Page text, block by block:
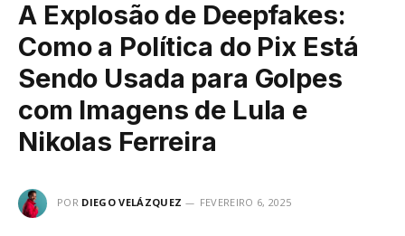
A Explosão de Deepfakes:
Como a Política do Pix Está
Sendo Usada para Golpes
com Imagens de Lula e
Nikolas Ferreira
POR DIEGO VELÁZQUEZ FEVEREIRO 6, 2025